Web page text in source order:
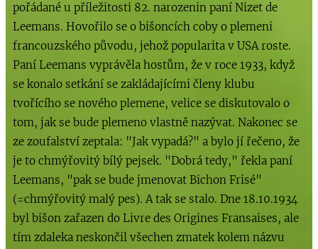
pořádané u příležitosti 82. narozenin paní Nizet de
Leemans. Hovořilo se o bišoncích coby o plemeni
francouzského původu, jehož popularita v USA roste.
Paní Leemans vyprávěla hostům, že v roce 1933, když
se konalo setkání se zakládajícími členy klubu
tvořícího se nového plemene, velice se diskutovalo o
tom, jak se bude plemeno vlastně nazývat. Nakonec se
ze zoufalství zeptala: "Jak vypadá?" a bylo jí řečeno, že
je to chmýřovitý bílý pejsek. "Dobrá tedy," řekla paní
Leemans, "pak se bude jmenovat Bichon Frisé"
(=chmýřovitý malý pes). A tak se stalo. Dne 18.10.1934
byl bišon zařazen do Livre des Origines Fransaises, ale
tím zdaleka neskončil všechen zmatek kolem názvu